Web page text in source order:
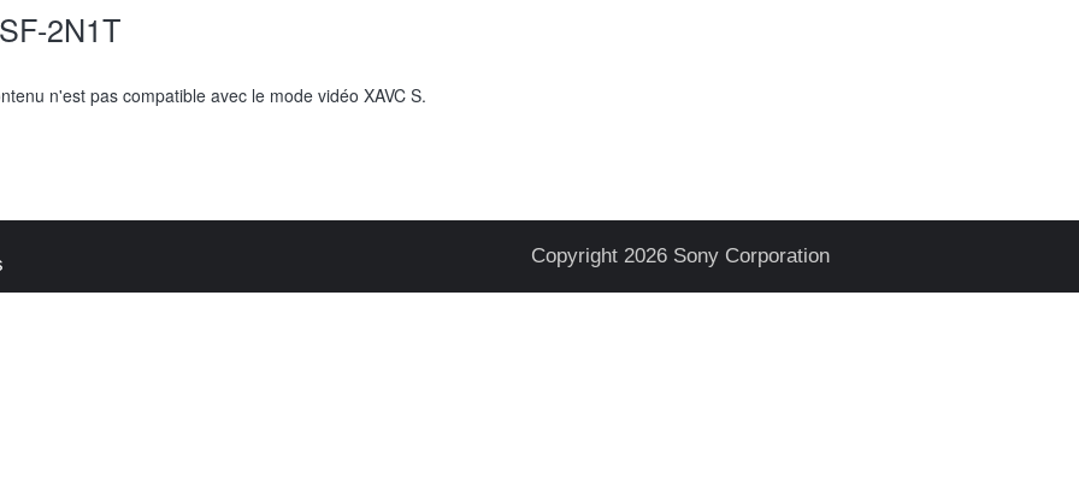
SF-2N1T
n'est pas compatible avec le mode vidéo XAVC S.
Copyright 2026 Sony Corporation